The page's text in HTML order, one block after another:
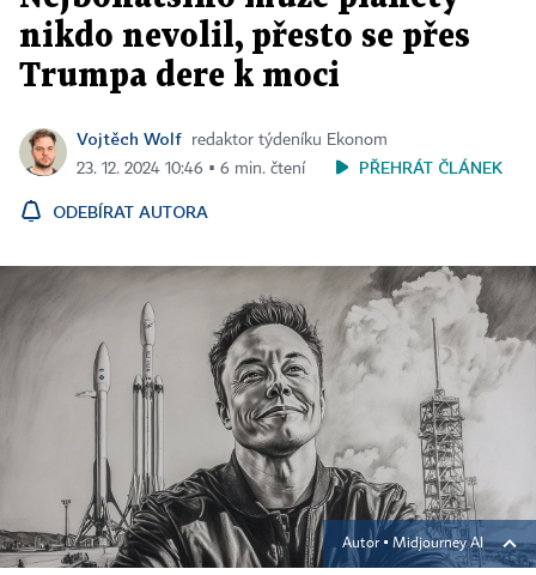
nikdo nevolil, přesto se přes
Trumpa dere k moci
Vojtěch Wolf
redaktor týdeníku Ekonom
23. 12. 2024 10:46 ▪ 6 min. čtení
PŘEHRÁT ČLÁNEK
ODEBÍRAT AUTORA
Autor ▪ Midjourney AI